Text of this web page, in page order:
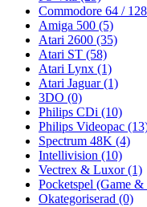
Commodore 64 / 128
Amiga 500 (5)
Atari 2600 (35)
Atari ST (58)
Atari Lynx (1)
Atari Jaguar(1)
3DO (0)
Philips CDi (10)
Philips Videopac
Spectrum 48K (4)
Intellivision (10)
Vectrex & Luxor(1)
Pocketspel (Game
Okategoriserad (0)